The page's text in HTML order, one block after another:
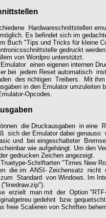
Hardwareschnittstellen
Es befindet sich im
Buch "Tips und Tricks für kleine
gedruckt
von Wordpro unterstützt.
einen eigenen internen
bei jedem Reset automatisch
des richtigen Treibers. Mit
in den Emulator umzuleiten
Opcodes.
die Druckausgaben in eine
sich der Emulator dabei
und bei eingeschalteter
wie aufgehängt. Um den
gedrucken Zeichen angezeigt.
Schriftarten "Times New
die im ANSI- Zeichensatz nicht
Standard von Windows. Im
erzielt man mit der Option
gedehnt bzw.
freie Scalieren von Schriften